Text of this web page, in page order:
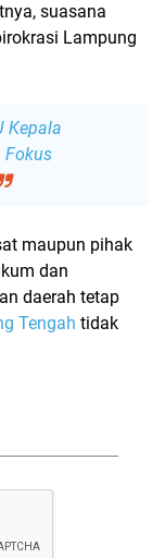
suasana
Lampung
Kepala
Fokus
maupun pihak
dan
daerah tetap
Tengah tidak